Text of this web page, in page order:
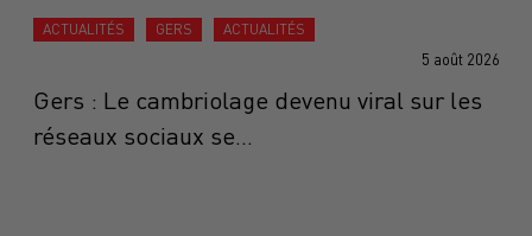
ACTUALITÉS GERS ACTUALITÉS
5 août 2026
Gers : Le cambriolage devenu viral sur les
réseaux sociaux se...